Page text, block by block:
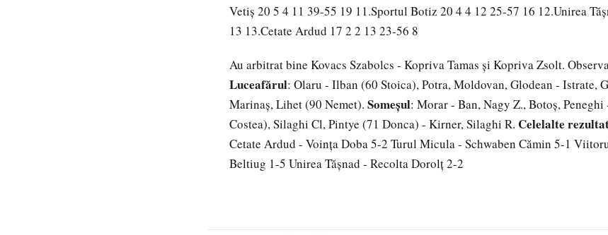
Vetiş 20 5 4 11 39-55 19 11.Sportul Botiz 20 4 4 12 25-57 16 12.Unirea
13 13.Cetate Ardud 17 2 2 13 23-56 8
Au arbitrat bine Kovacs Szabolcs - Kopriva Tamas și Kopriva Zsolt.
Luceafărul: Olaru - Ilban (60 Stoica), Potra, Moldovan, Glodean - Istrate,
Marinaș, Lihet (90 Nemet). Someșul: Morar - Ban, Nagy Z., Botoș,
Costea), Silaghi Cl, Pintye (71 Donca) - Kirner, Silaghi R. Celelalte
Cetate Ardud - Voinţa Doba 5-2 Turul Micula - Schwaben Cămin 5-1
Beltiug 1-5 Unirea Tăşnad - Recolta Dorolţ 2-2